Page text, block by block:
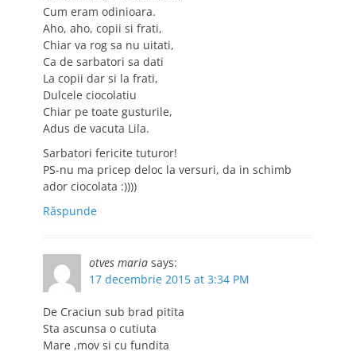
Cum eram odinioara.
Aho, aho, copii si frati,
Chiar va rog sa nu uitati,
Ca de sarbatori sa dati
La copii dar si la frati,
Dulcele ciocolatiu
Chiar pe toate gusturile,
Adus de vacuta Lila.
Sarbatori fericite tuturor!
PS-nu ma pricep deloc la versuri, da in schimb
ador ciocolata :))))
Răspunde
otves maria says:
17 decembrie 2015 at 3:34 PM
De Craciun sub brad pitita
Sta ascunsa o cutiuta
Mare ,mov si cu fundita